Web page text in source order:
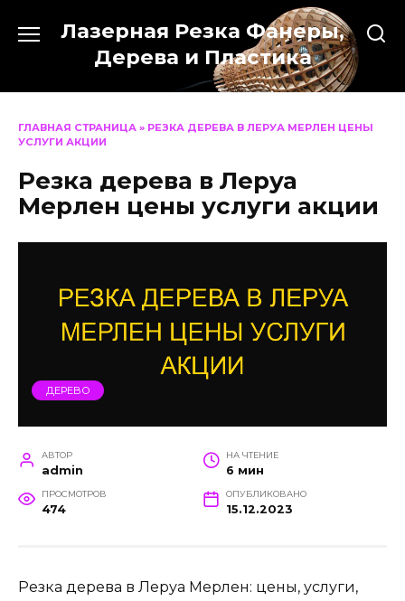
содержанию
Лазерная Резка Фанеры,
Дерева и Пластика
ГЛАВНАЯ СТРАНИЦА » РЕЗКА ДЕРЕВА В ЛЕРУА МЕРЛЕН ЦЕНЫ
УСЛУГИ АКЦИИ
Резка дерева в Леруа
Мерлен цены услуги акции
ДЕРЕВО
АВТОР
admin
НА ЧТЕНИЕ
6 мин
ПРОСМОТРОВ
474
ОПУБЛИКОВАНО
15.12.2023
Резка дерева в Леруа Мерлен: цены, услуги,